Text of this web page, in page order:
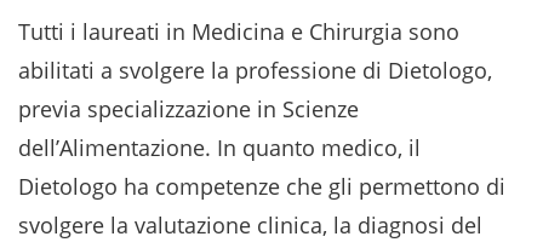
Tutti i laureati in Medicina e Chirurgia sono
abilitati a svolgere la professione di Dietologo,
previa specializzazione in Scienze
dell’Alimentazione. In quanto medico, il
Dietologo ha competenze che gli permettono di
svolgere la valutazione clinica, la diagnosi del